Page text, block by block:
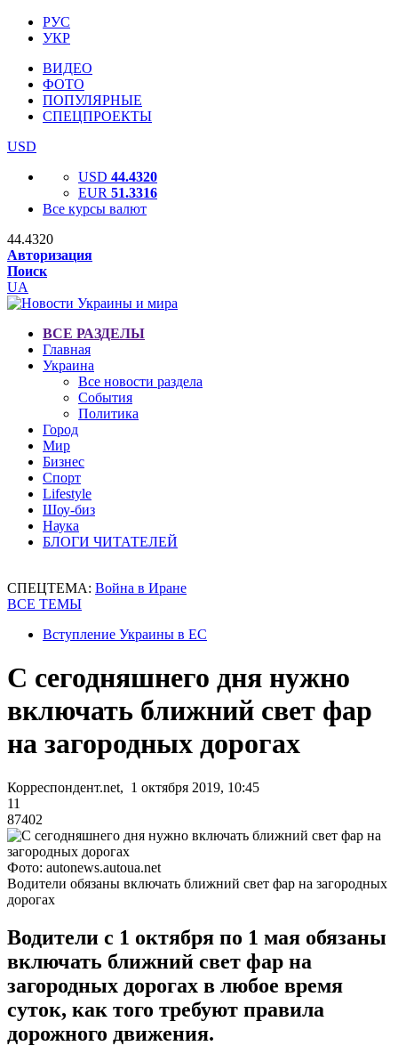
РУС
УКР
ВИДЕО
ФОТО
ПОПУЛЯРНЫЕ
СПЕЦПРОЕКТЫ
USD
USD 44.4320
EUR 51.3316
Все курсы валют
44.4320
Авторизация
Поиск
UA
ВСЕ РАЗДЕЛЫ
Главная
Украина
Все новости раздела
События
Политика
Город
Мир
Бизнес
Спорт
Lifestyle
Шоу-биз
Наука
БЛОГИ ЧИТАТЕЛЕЙ
СПЕЦТЕМА: Война в Иране
ВСЕ ТЕМЫ
Вступление Украины в ЕС
С сегодняшнего дня нужно
включать ближний свет фар
на загородных дорогах
Корреспондент.net, 1 октября 2019, 10:45
11
87402
Фото: autonews.autoua.net
Водители обязаны включать ближний свет фар на загородных
дорогах
Водители с 1 октября по 1 мая обязаны
включать ближний свет фар на
загородных дорогах в любое время
суток, как того требуют правила
дорожного движения.